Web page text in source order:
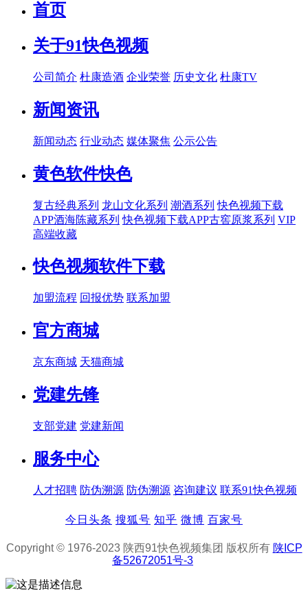
首页
关于91快色视频
公司简介 杜康造酒 企业荣誉 历史文化 杜康TV
新闻资讯
新闻动态 行业动态 媒体聚焦 公示公告
黄色软件快色
复古经典系列 龙山文化系列 潮酒系列 快色视频下载
APP酒海陈藏系列 快色视频下载APP古窖原浆系列 VIP
高端收藏
快色视频软件下载
加盟流程 回报优势 联系加盟
官方商城
京东商城 天猫商城
党建先锋
支部党建 党建新闻
服务中心
人才招聘 防伪溯源 防伪溯源 咨询建议 联系91快色视频
今日头条 搜狐号 知乎 微博 百家号
Copyright © 1976-2023 陕西91快色视频集团 版权所有 陕ICP
备52672051号-3